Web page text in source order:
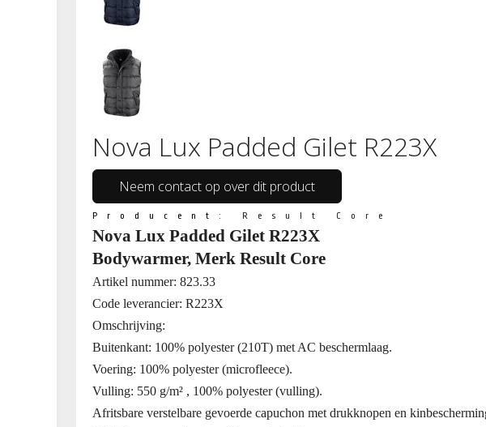
Nova Lux Padded Gilet R223X
Neem contact op over dit product
Producent: Result Core
Nova Lux Padded Gilet R223X
Bodywarmer, Merk Result Core
Artikel nummer: 823.33
Code leverancier: R223X
Omschrijving:
Buitenkant: 100% polyester (210T) met AC beschermlaag.
Voering: 100% polyester (microfleece).
Vulling: 550 g/m² , 100% polyester (vulling).
Afritsbare verstelbare gevoerde capuchon met drukknopen en